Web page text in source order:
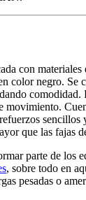
con
color negro. Se
comodidad.
movimiento.
sencillos
que las fajas
parte de los
, sobre todo en
pesadas o